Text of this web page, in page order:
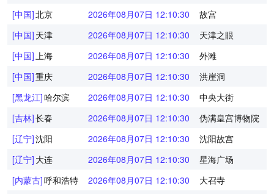
[中国]北京 2026年08月07日 12:10:30
故宫
[中国] 天津 2026年08月07日 12:10:30
天津之眼
[中国]上海 2026年08月07日 12:10:30
外滩
[中国]重庆 2026年08月07日 12:10:30
洪崖洞
[黑龙江]哈尔滨 2026年08月07日 12:10:30
中央大街
[吉林]长春 2026年08月07日 12:10:30
伪满皇宫博物院
[辽宁]沈阳 2026年08月07日 12:10:30
沈阳故宫
[辽宁] 大连 2026年08月07日 12:10:30
星海广场
[内蒙古]呼和浩特 2026年08月07日 12:10:30
大召寺